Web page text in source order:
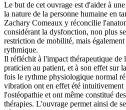
Le but de cet ouvrage est d'aider à
la nature de la personne humaine en
Zachary Comeaux y réconcilie
considérant la dysfonction, non plus
restriction de mobilité, mais
rythmique.
Il réfléchit à l'impact thérapeutique de
praticien au patient, et à son effet sur
fois le rythme physiologique normal
vibration ont en effet été intuitivement
l'ostéopathie et ont même constitué
thérapies. L'ouvrage permet ainsi de